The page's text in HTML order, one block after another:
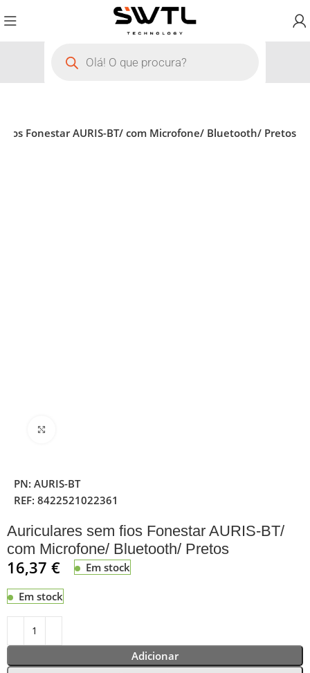
fios Fonestar AURIS-BT/ com Microfone/ Bluetooth/ Pretos
PN:AURIS-BT
REF:8422521022361
Auriculares sem fios Fonestar AURIS-BT/
com Microfone/ Bluetooth/ Pretos
16,37€ Em stock
Em stock
Adicionar